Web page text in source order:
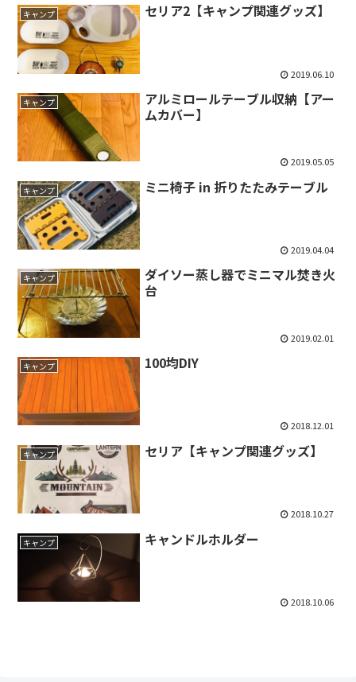
キャンプ セリア2【キャンプ関連グッズ】
2019.06.10
キャンプ
アルミロールテーブル収納【アー
ムカバー】
2019.05.05
キャンプ ミニ椅子 in 折りたたみテーブル
2019.04.04
キャンプ
ダイソー蒸し器でミニマル焚き火
台
2019.02.01
キャンプ 100均DIY
2018.12.01
キャンプ セリア【キャンプ関連グッズ】
2018.10.27
キャンプ キャンドルホルダー
2018.10.06